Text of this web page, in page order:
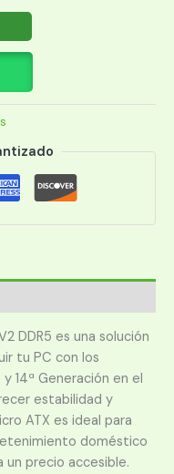
DDR5 es una solución
tu PC con los
14ª Generación en el
estabilidad y
ATX es ideal para
doméstico
un precio accesible.